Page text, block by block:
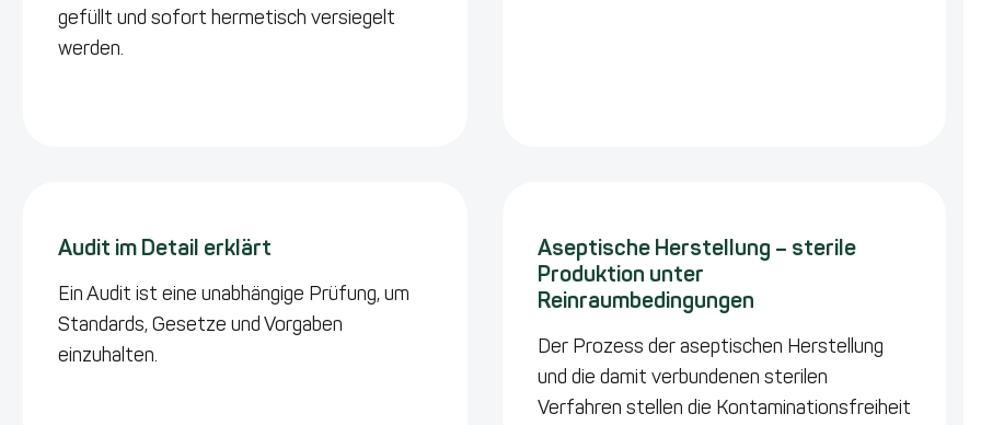
gefüllt und sofort hermetisch versiegelt
werden.
Audit im Detail erklärt
Ein Audit ist eine unabhängige Prüfung, um
Standards, Gesetze und Vorgaben
einzuhalten.
Aseptische Herstellung – sterile
Produktion unter
Reinraumbedingungen
Der Prozess der aseptischen Herstellung
und die damit verbundenen sterilen
Verfahren stellen die Kontaminationsfreiheit